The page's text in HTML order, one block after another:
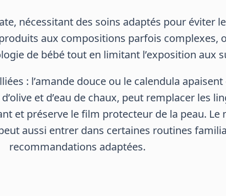
nécessitant des soins adaptés pour éviter
aux compositions parfois complexes,
de bébé tout en limitant l’exposition aux
: l’amande douce ou le calendula
et d’eau de chaux, peut remplacer les
et préserve le film protecteur de la peau. Le
aussi entrer dans certaines routines
recommandations adaptées.